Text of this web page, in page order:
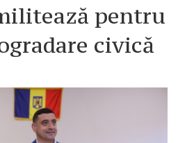
pentru
civică